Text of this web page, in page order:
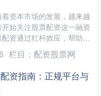
资本市场的发展，越来越
始关注股票配资这一融资
资通过杠杆效应，帮助投
规模，从而提升潜在收
何在本地环境中....
栏目： 配资股票网
资指南：正规平台与